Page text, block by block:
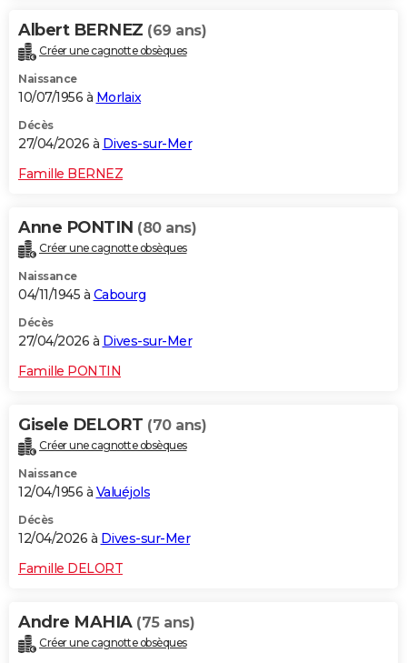
Albert BERNEZ (69 ans)
Créer une cagnotte obsèques
Naissance
10/07/1956 à Morlaix
Décès
27/04/2026 à Dives-sur-Mer
Famille BERNEZ
Anne PONTIN (80 ans)
Créer une cagnotte obsèques
Naissance
04/11/1945 à Cabourg
Décès
27/04/2026 à Dives-sur-Mer
Famille PONTIN
Gisele DELORT (70 ans)
Créer une cagnotte obsèques
Naissance
12/04/1956 à Valuéjols
Décès
12/04/2026 à Dives-sur-Mer
Famille DELORT
Andre MAHIA (75 ans)
Créer une cagnotte obsèques